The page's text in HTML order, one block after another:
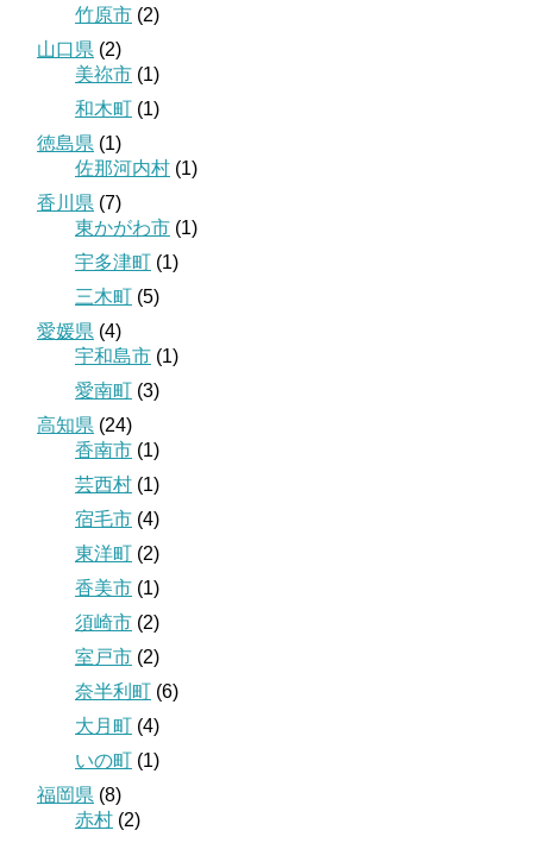
竹原市 (2)
山口県 (2)
美祢市 (1)
和木町
(1)
徳島県 (1)
佐那河内村 (1)
香川県 (7)
東かがわ市 (1)
宇多津町
(1)
三木町
(5)
愛媛県 (4)
宇和島市 (1)
愛南町
(3)
高知県 (24)
香南市 (1)
芸西村 (1)
宿毛市 (4)
東洋町
(2)
香美市 (1)
須崎市 (2)
室戸市 (2)
奈半利町
(6)
大月町
(4)
いの町
(1)
福岡県 (8)
赤村 (2)